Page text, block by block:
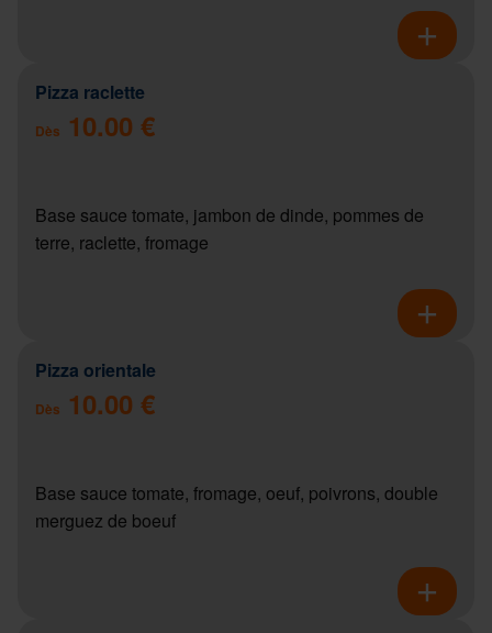
Pizza raclette
Dès 10.00 €
Base sauce tomate, jambon de dinde, pommes de
terre, raclette, fromage
Pizza orientale
Dès 10.00 €
Base sauce tomate, fromage, oeuf, poivrons, double
merguez de boeuf